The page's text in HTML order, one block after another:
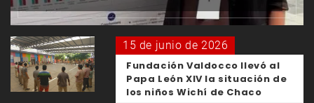
15 de junio de 2026
Fundación Valdocco llevó al
Papa León XIV la situación de
los niños Wichí de Chaco